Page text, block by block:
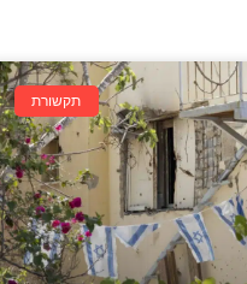
תקשורת